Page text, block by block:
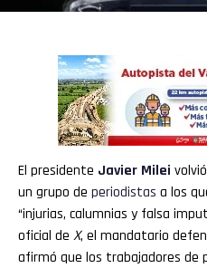
El presidente Javier Milei
un grupo de periodistas a los
“injurias, calumnias y falsa
oficial de X, el mandatario
afirmó que los trabajadores de